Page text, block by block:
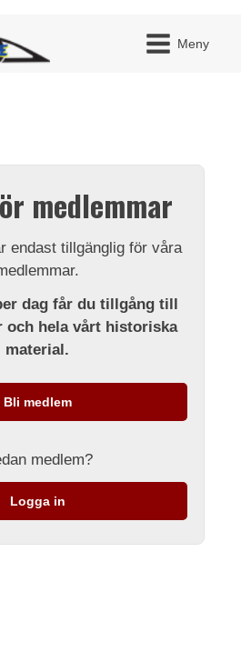
Meny
medlemmar
endast tillgänglig för våra
dag får du tillgång till
och hela vårt historiska
material.
Bli medlem
medlem?
Logga in